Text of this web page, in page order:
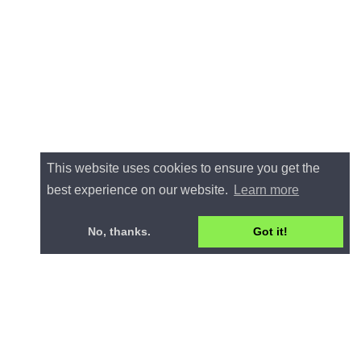
This website uses cookies to ensure you get the
best experience on our website.
Learn more
No, thanks. Got it!